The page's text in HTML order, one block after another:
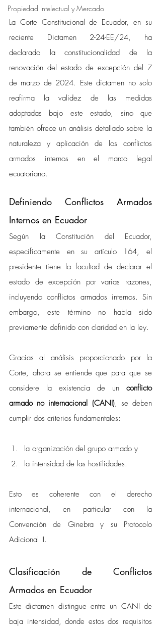
Propiedad Intelectual y Mercado
La Corte Constitucional de Ecuador, en su
reciente Dictamen 2-24-EE/24, ha
declarado la constitucionalidad de la
renovación del estado de excepción del 7
de marzo de 2024. Este dictamen no solo
reafirma la validez de las medidas
adoptadas bajo este estado, sino que
también ofrece un análisis detallado sobre la
naturaleza y aplicación de los conflictos
armados internos en el marco legal
ecuatoriano.
Definiendo Conflictos Armados
Internos en Ecuador
Según la Constitución del Ecuador,
específicamente en su artículo 164, el
presidente tiene la facultad de declarar el
estado de excepción por varias razones,
incluyendo conflictos armados internos. Sin
embargo, este término no había sido
previamente definido con claridad en la ley.
Gracias al análisis proporcionado por la
Corte, ahora se entiende que para que se
considere la existencia de un conflicto
armado no internacional (CANI), se deben
cumplir dos criterios fundamentales:
la organización del grupo armado y
la intensidad de las hostilidades.
Esto es coherente con el derecho
internacional, en particular con la
Convención de Ginebra y su Protocolo
Adicional II.
Clasificación de Conflictos
Armados en Ecuador
Este dictamen distingue entre un CANI de
baja intensidad, donde estos dos requisitos